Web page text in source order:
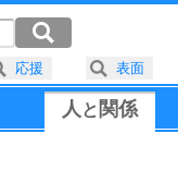
人と 関係
応援 表面